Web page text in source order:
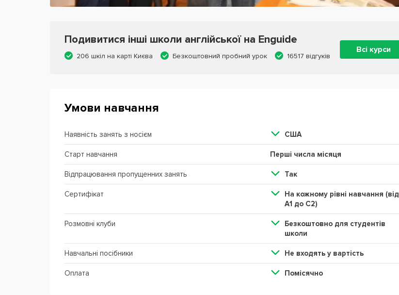
Подивитися інші школи англійської на Enguide
206 шкіл на карті Києва Безкоштовний пробний урок 16517 відгуків
Всі курси
Умови навчання
Наявність занять з носієм США
Старт навчання Перші числа місяця
Відпрацювання пропущенних занять Так
Сертифікат
На кожному рівні навчання (від
А1 до С2)
Розмовні клуби
Безкоштовно для студентів
школи
Навчальні посібники Не входять у вартість
Оплата Помісячно